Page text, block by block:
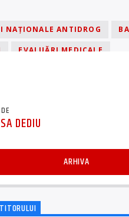
NAŢIONALE ANTIDROG
EVALUĂRI MEDICALE
DEDIU
ARHIVA